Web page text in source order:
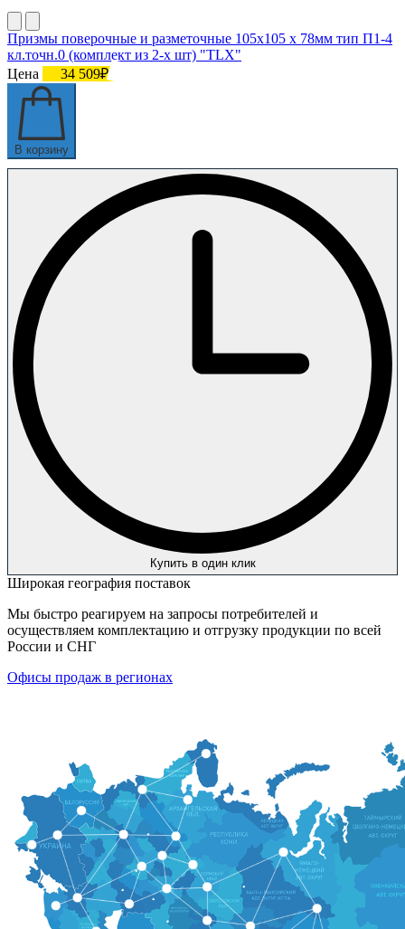
Призмы поверочные и разметочные 105х105 х 78мм тип П1-4
кл.точн.0 (комплект из 2-х шт) "TLX"
Цена
34 509₽
В корзину
Купить в один клик
Широкая география поставок
Мы быстро реагируем на запросы потребителей и
осуществляем комплектацию и отгрузку продукции по всей
России и СНГ
Офисы продаж в регионах